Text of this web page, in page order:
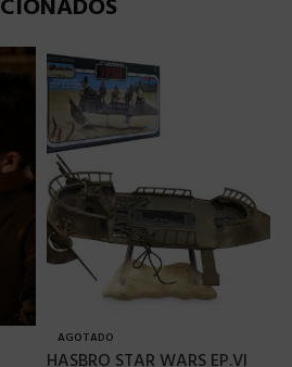
AGOTADO